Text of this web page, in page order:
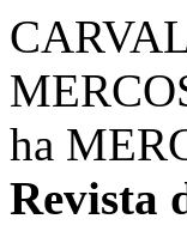
ha
Revista